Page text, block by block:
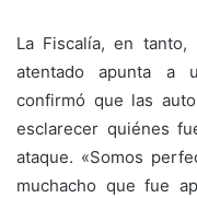
La Fiscalía, en
atentado apunta a
confirmó que las
esclarecer quiénes
ataque. «Somos
muchacho que fue